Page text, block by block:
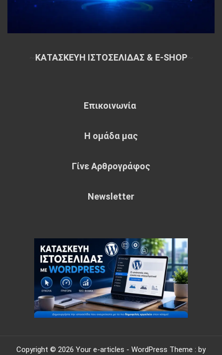
ΚΑΤΑΣΚΕΥΗ ΙΣΤΟΣΕΛΙΔΑΣ & E-SHOP~
Επικοινωνία
Η ομάδα μας
Γίνε Αρθρογράφος
Newsletter
Copyright © 2026 Your e-articles - WordPress Theme : by